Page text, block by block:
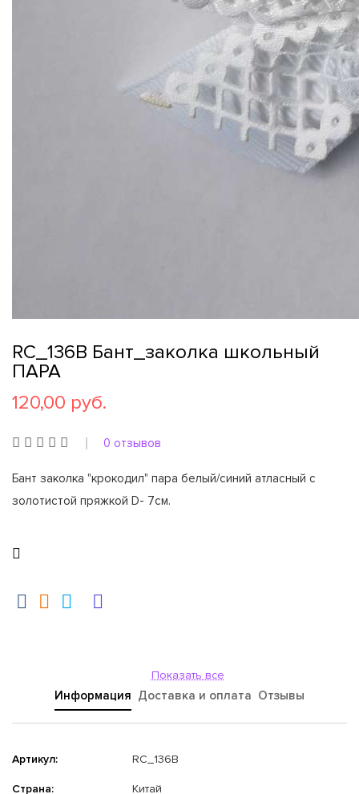
RC_136B Бант_заколка школьный
ПАРА
120,00 руб.
0 отзывов
Бант заколка "крокодил" пара белый/синий атласный с
золотистой пряжкой D- 7см.
Показать все
Информация Доставка и оплата Отзывы
Артикул: RC_136B
Страна: Китай